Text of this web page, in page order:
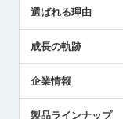
解決策提案
選ばれる理由
成長の軌跡
企業情報
製品ラインナップ